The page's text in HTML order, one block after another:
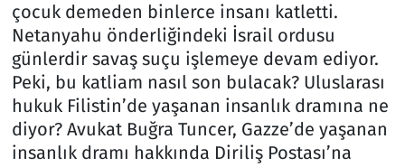
çocuk demeden binlerce insanı katletti.
Netanyahu önderliğindeki İsrail ordusu
günlerdir savaş suçu işlemeye devam ediyor.
Peki, bu katliam nasıl son bulacak? Uluslarası
hukuk Filistin’de yaşanan insanlık dramına ne
diyor? Avukat Buğra Tuncer, Gazze’de yaşanan
insanlık dramı hakkında Diriliş Postası’na
Memur ve Kamu
Otomobil
Oyun
Ramazan